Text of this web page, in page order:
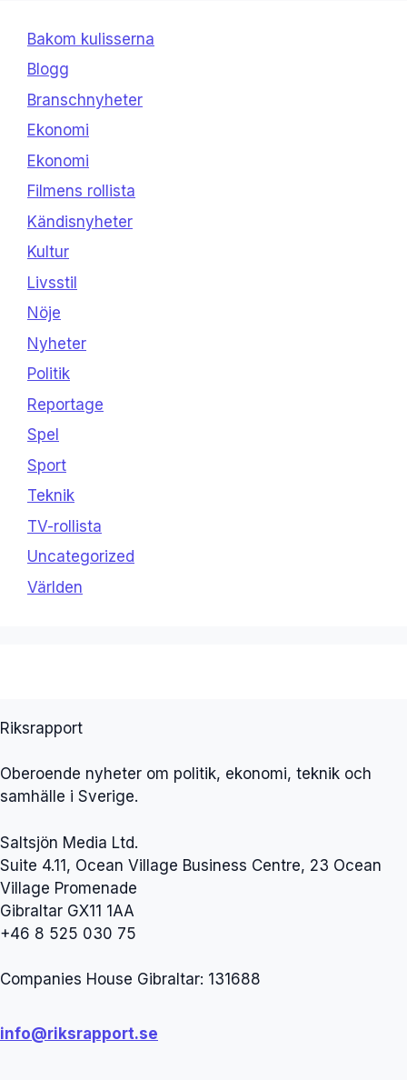
Bakom kulisserna
Blogg
Branschnyheter
Ekonomi
Ekonomi
Filmens rollista
Kändisnyheter
Kultur
Livsstil
Nöje
Nyheter
Politik
Reportage
Spel
Sport
Teknik
TV-rollista
Uncategorized
Världen
Riksrapport
Oberoende nyheter om politik, ekonomi, teknik och
samhälle i Sverige.
Saltsjön Media Ltd.
Suite 4.11, Ocean Village Business Centre, 23 Ocean
Village Promenade
Gibraltar GX11 1AA
+46 8 525 030 75
Companies House Gibraltar: 131688
info@riksrapport.se